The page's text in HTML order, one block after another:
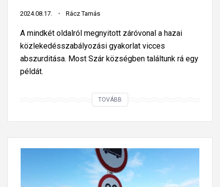
k
ü
k
2024.08.17. Rácz Tamás
A mindkét oldalról megnyitott záróvonal a hazai
közlekedésszabályozási gyakorlat vicces
abszurditása. Most Szár községben találtunk rá egy
példát.
TOVÁBB
é
r
t
k